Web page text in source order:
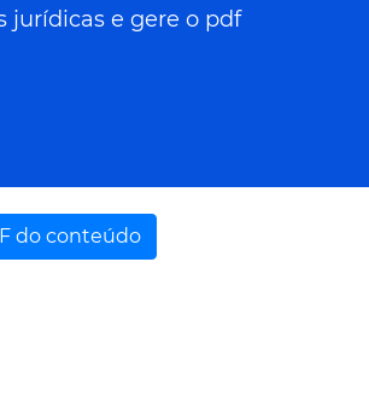
jurídicas e gere o pdf
do conteúdo